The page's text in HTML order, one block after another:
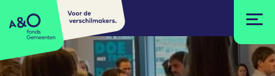
A&O fonds Gemeenten
Voor de
verschilmakers.